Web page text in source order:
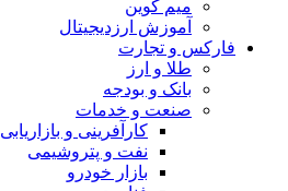
میم کوین‌
آموزش ارزدیجیتال
فارکس و تجارت
طلا و ارز
بانک و بودجه
صنعت و خدمات
کارآفرینی و بازاریابی
نفت و پتروشیمی
بازار خودرو